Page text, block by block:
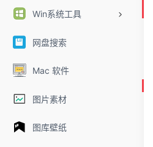
Win系统工具
网盘搜索
Mac 软件
图片素材
图库壁纸